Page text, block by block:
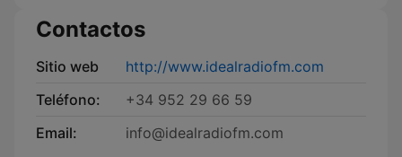
Contactos
Sitio web
http://www.idealradiofm.com
Teléfono:
+34 952 29 66 59
Email:
info@idealradiofm.com